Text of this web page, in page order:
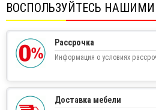
ВОСПОЛЬЗУЙТЕСЬ
Рассрочка
Информация о условиях
Доставка мебели